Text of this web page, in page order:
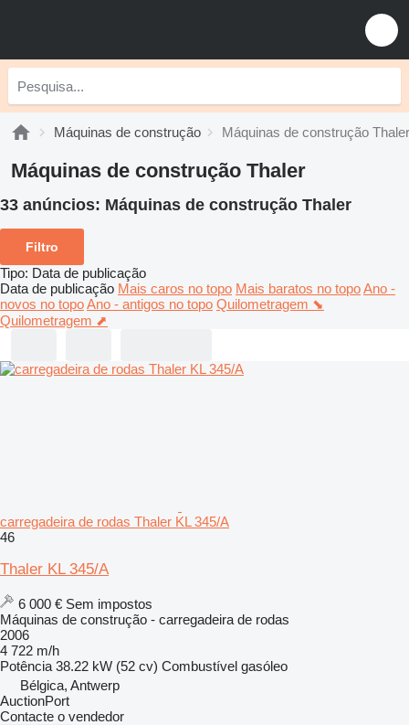
Máquinas de construção Máquinas de construção Thaler
Máquinas de construção Thaler
33 anúncios: Máquinas de construção Thaler
Filtro
Tipo: Data de publicação
Data de publicação Mais caros no topo Mais baratos no topoAno -
novos no topoAno - antigos no topo Quilometragem ⬊
Quilometragem ⬈
carregadeira de rodas Thaler KL 345/A
46
Thaler KL 345/A
6 000 € Sem impostos
Máquinas de construção - carregadeira de rodas
2006
4 722 m/h
Potência 38.22 kW (52 cv) Combustível gasóleo
Bélgica, Antwerp
AuctionPort
Contacte o vendedor